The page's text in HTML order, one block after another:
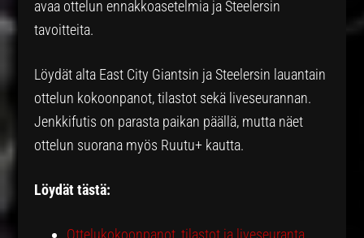
avaa ottelun ennakkoasetelmia ja Steelersin
tavoitteita.
Löydät alta East City Giantsin ja Steelersin lauantain
ottelun kokoonpanot, tilastot sekä liveseurannan.
Jenkkifutis on parasta paikan päällä, mutta näet
ottelun suorana myös Ruutu+ kautta.
Löydät tästä:
Ottelukokoonpanot, tilastot ja liveseuranta